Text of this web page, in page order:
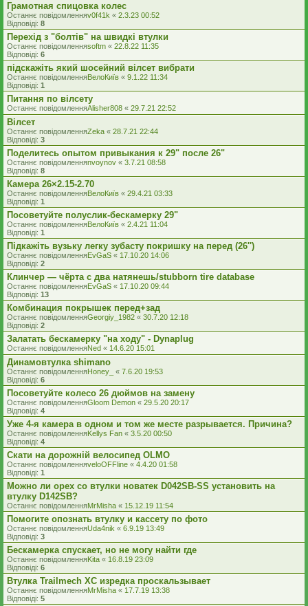
Грамотная спицовка колес
Останнє повідомленняv0f41k « 2.3.23 00:52
Відповіді: 8
Перехід з "болтів" на швидкі втулки
Останнє повідомленняsoftm « 22.8.22 11:35
Відповіді: 6
підскажіть який шосейний вілсет вибрати
Останнє повідомленняВелоКиїв « 9.1.22 11:34
Відповіді: 1
Питання по вілсету
Останнє повідомленняAlisher808 « 29.7.21 22:52
Вілсет
Останнє повідомленняZeka « 28.7.21 22:44
Відповіді: 3
Поделитесь опытом привыкания к 29" после 26"
Останнє повідомленняnvoynov « 3.7.21 08:58
Відповіді: 8
Камера 26×2.15-2.70
Останнє повідомленняВелоКиїв « 29.4.21 03:33
Відповіді: 1
Посоветуйте полуслик-бескамерку 29"
Останнє повідомленняВелоКиїв « 2.4.21 11:04
Відповіді: 1
Підкажіть вузьку легку зубасту покришку на перед (26'')
Останнє повідомленняEvGaS « 17.10.20 14:06
Відповіді: 2
Клинчер — чёрта с два натянешь/stubborn tire database
Останнє повідомленняEvGaS « 17.10.20 09:44
Відповіді: 13
Комбинация покрышек перед+зад
Останнє повідомленняGeorgiy_1982 « 30.7.20 12:18
Відповіді: 2
Залатать бескамерку "на ходу" - Dynaplug
Останнє повідомленняNed « 14.6.20 15:01
Динамовтулка shimano
Останнє повідомленняHoney_ « 7.6.20 19:53
Відповіді: 6
Посоветуйте колесо 26 дюймов на замену
Останнє повідомленняGloom Demon « 29.5.20 20:17
Відповіді: 4
Уже 4-я камера в одном и том же месте разрывается. Причина?
Останнє повідомленняKellys Fan « 3.5.20 00:50
Відповіді: 4
Скати на дорожній велосипед ОLMO
Останнє повідомленняveloOFFline « 4.4.20 01:58
Відповіді: 1
Можно ли орех со втулки новатек D042SB-SS установить на
втулку D142SB?
Останнє повідомленняMrMisha « 15.12.19 11:54
Помогите опознать втулку и кассету по фото
Останнє повідомленняUda4nik « 6.9.19 13:49
Відповіді: 3
Бескамерка спускает, но не могу найти где
Останнє повідомленняKita « 16.8.19 23:09
Відповіді: 6
Втулка Trailmech XC изредка проскальзывает
Останнє повідомленняMrMisha « 17.7.19 13:38
Відповіді: 5